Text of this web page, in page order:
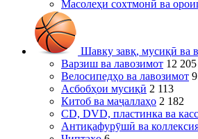
Масолеҳи сохтмонӣ ва
Шавку завқ, мусиқӣ ва
Варзиш ва лавозимот 12 205
Велосипедҳо ва лавозимот
Асбобҳои мусиқӣ 2 113
Китоб ва маҷаллаҳо 2 182
CD, DVD, пластинка ва
Антиқафурӯшӣ ва